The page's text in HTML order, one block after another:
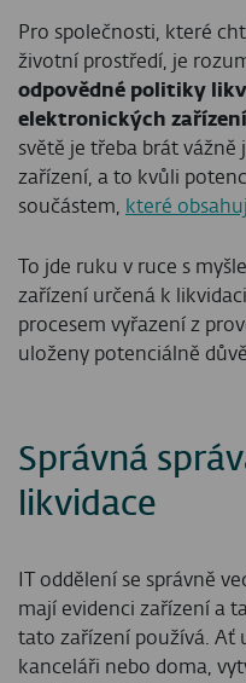
Pro společnosti, které
životní prostředí, je
odpovědné politiky
elektronických zařízení
světě je třeba brát
zařízení, a to kvůli
součástem, které
To jde ruku v ruce s
zařízení určená k
procesem vyřazení z
uloženy potenciálně
Správná
likvidace
IT oddělení se správně
mají evidenci zařízení a
tato zařízení používá. Ať
kanceláři nebo doma,